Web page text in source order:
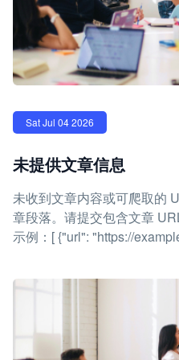
Sat Jul 04 2026
未提供文章信息
未收到文章内容或可爬取的
章段落。请提交包含文章
示例：[ {"url": "https://